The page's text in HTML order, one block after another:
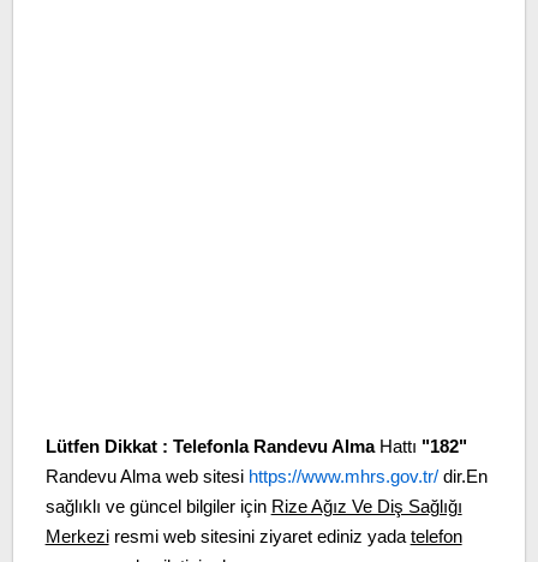
Lütfen Dikkat : Telefonla Randevu AlmaHattı "182"
Randevu Alma web sitesi https://www.mhrs.gov.tr/dir.En
sağlıklı ve güncel bilgiler için Rize Ağız Ve Diş Sağlığı
Merkeziresmi web sitesini ziyaret ediniz yada telefon